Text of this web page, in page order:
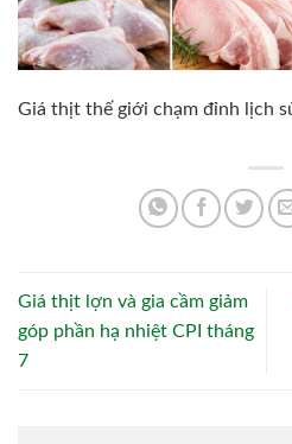
Giá thịt thế giới chạm đỉnh lịch
Giá thịt lợn và gia cầm giảm
góp phần hạ nhiệt CPI tháng
7